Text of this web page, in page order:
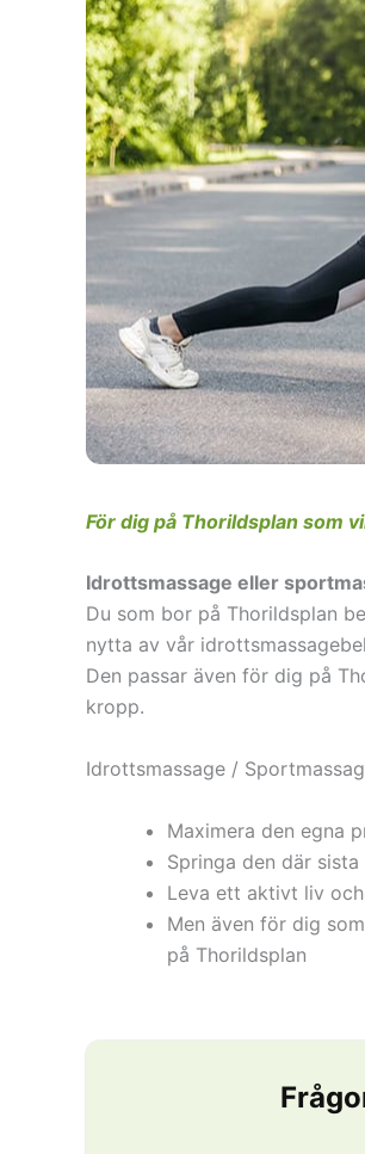
För dig på Thorildsplan som
Idrottsmassage eller
Du som bor på Thorildsplan
nytta av vår
Den passar även för dig på
kropp.
Idrottsmassage /
Maximera den egna
Springa den där
Leva ett aktivt liv
Men även för dig
på Thorildsplan